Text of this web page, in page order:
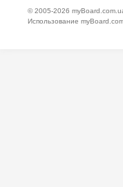
© 2005-2026
Использование